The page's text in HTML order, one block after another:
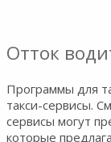
Отток
Программы для
такси-сервисы.
сервисы могут
которые